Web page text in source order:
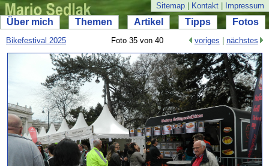
Sitemap Kontakt Impressum
Über mich Themen Artikel Tipps Fotos
Bikefestival 2025 Foto 35 von 40 voriges nächstes